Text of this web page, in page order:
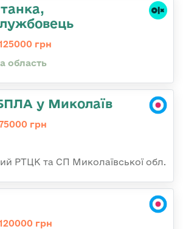
грн
область
у Миколаїв
грн
РТЦК та СП Миколаївської обл.
грн